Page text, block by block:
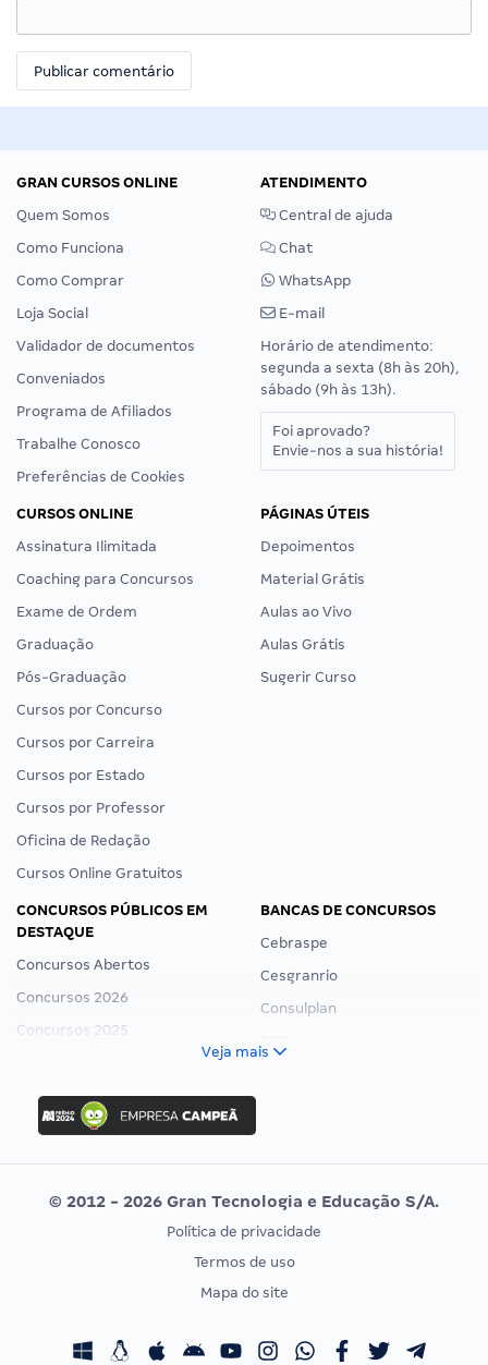
GRAN CURSOS ONLINE
Quem Somos
Como Funciona
Como Comprar
Loja Social
Validador de documentos
Conveniados
Programa de Afiliados
Trabalhe Conosco
Preferências de Cookies
ATENDIMENTO
Central de ajuda
Chat
WhatsApp
E-mail
Horário de atendimento:
segunda a sexta (8h às 20h),
sábado (9h às 13h).
Foi aprovado?
Envie-nos a sua história!
CURSOS ONLINE
Assinatura Ilimitada
Coaching para Concursos
Exame de Ordem
Graduação
Pós-Graduação
Cursos por Concurso
Cursos por Carreira
Cursos por Estado
Cursos por Professor
Oficina de Redação
Cursos Online Gratuitos
PÁGINAS ÚTEIS
Depoimentos
Material Grátis
Aulas ao Vivo
Aulas Grátis
Sugerir Curso
CONCURSOS PÚBLICOS EM
DESTAQUE
Concursos Abertos
Concursos 2026
Concursos 2025
Concurso Ibama
Concurso MPU
Editais publicados
BANCAS DE CONCURSOS
Cebraspe
Cesgranrio
Consulplan
Vunesp
CONCURSOS POR PROFISSÃO
Concursos Fiscais
EXAME DE ORDEM
Calendário OAB
Veja mais
© 2012 - 2026 Gran Tecnologia e Educação S/A.
Política de privacidade
Termos de uso
Mapa do site